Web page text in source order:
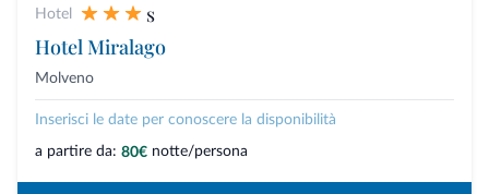
Hotel
s
Hotel Miralago
Molveno
Inserisci le date per conoscere la disponibilità
a partire da: 80€ notte/persona